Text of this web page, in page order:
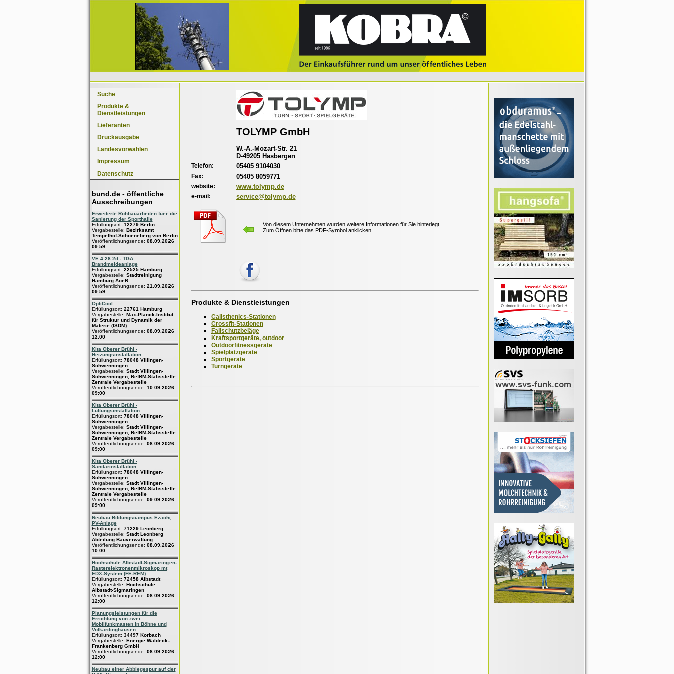
Suche
Produkte &
Dienstleistungen
Lieferanten
Druckausgabe
Landesvorwahlen
Impressum
Datenschutz
bund.de - öffentliche
Ausschreibungen
Erweiterte Rohbauarbeiten fuer die
Sanierung der Sporthalle
Erfüllungsort: 12279 Berlin
Vergabestelle: Bezirksamt
Tempelhof-Schoeneberg von Berlin
Veröffentlichungsende: 08.09.2026
09:59
VE 4.28.2d - TGA
Brandmeldeanlage
Erfüllungsort: 22525 Hamburg
Vergabestelle: Stadtreinigung
Hamburg AoeR
Veröffentlichungsende: 21.09.2026
09:59
OptiCool
Erfüllungsort: 22761 Hamburg
Vergabestelle: Max-Planck-Institut
für Struktur und Dynamik der
Materie (ISDM)
Veröffentlichungsende: 08.09.2026
12:00
Kita Oberer Brühl -
Heizungsinstallation
Erfüllungsort: 78048 Villingen-
Schwenningen
Vergabestelle: Stadt Villingen-
Schwenningen, RefBM-Stabsstelle
Zentrale Vergabestelle
Veröffentlichungsende: 10.09.2026
09:00
Kita Oberer Brühl -
Lüftungsinstallation
Erfüllungsort: 78048 Villingen-
Schwenningen
Vergabestelle: Stadt Villingen-
Schwenningen, RefBM-Stabsstelle
Zentrale Vergabestelle
Veröffentlichungsende: 08.09.2026
09:00
Kita Oberer Brühl -
Sanitärinstallation
Erfüllungsort: 78048 Villingen-
Schwenningen
Vergabestelle: Stadt Villingen-
Schwenningen, RefBM-Stabsstelle
Zentrale Vergabestelle
Veröffentlichungsende: 09.09.2026
09:00
Neubau Bildungscampus Ezach;
PV-Anlage
Erfüllungsort: 71229 Leonberg
Vergabestelle: Stadt Leonberg
Abteilung Bauverwaltung
Veröffentlichungsende: 08.09.2026
10:00
Hochschule Albstadt-Sigmaringen-
Rasterelektronenmikroskop mt
EDX-System (FE-REM)
Erfüllungsort: 72458 Albstadt
Vergabestelle: Hochschule
Albstadt-Sigmaringen
Veröffentlichungsende: 08.09.2026
12:00
Planungsleistungen für die
Errichtung von zwei
Mobilfunkmasten in Böhne und
Volkardinghausen
Erfüllungsort: 34497 Korbach
Vergabestelle: Energie Waldeck-
Frankenberg GmbH
Veröffentlichungsende: 08.09.2026
12:00
Neubau einer Abbiegespur auf der
TOLYMP GmbH
W.-A.-Mozart-Str. 21
D-49205 Hasbergen
Telefon: 05405 9104030
Fax: 05405 8059771
website: www.tolymp.de
e-mail: service@tolymp.de
Von diesem Unternehmen wurden weitere Informationen für Sie hinterlegt.
Zum Öffnen bitte das PDF-Symbol anklicken.
Produkte & Dienstleistungen
Calisthenics-Stationen
Crossfit-Stationen
Fallschutzbeläge
Kraftsportgeräte, outdoor
Outdoorfitnessgeräte
Spielplatzgeräte
Sportgeräte
Turngeräte